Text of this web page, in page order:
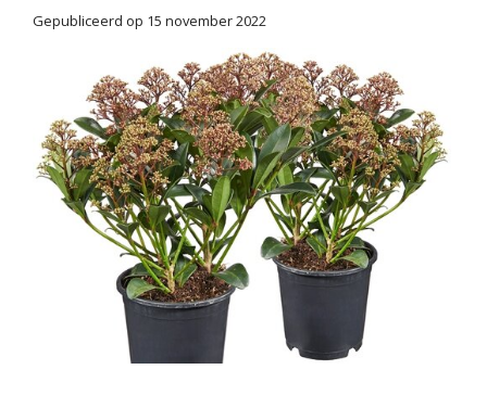
Gepubliceerd op 15 november 2022